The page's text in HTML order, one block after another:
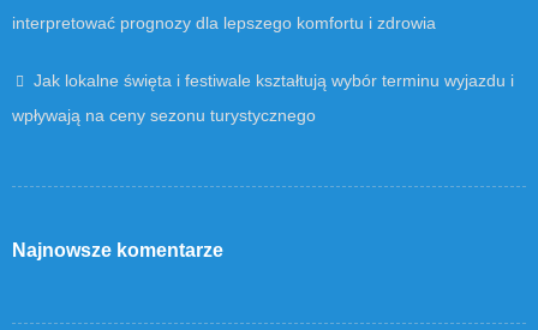
interpretować prognozy dla lepszego komfortu i zdrowia
Jak lokalne święta i festiwale kształtują wybór terminu wyjazdu i
wpływają na ceny sezonu turystycznego
Najnowsze komentarze